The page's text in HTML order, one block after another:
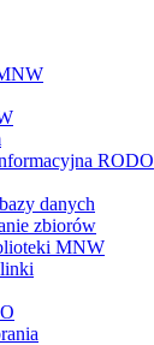
RODO
danych
zbiorów
MNW